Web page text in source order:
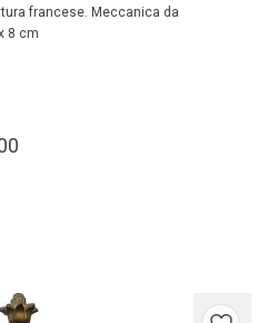
francese. Meccanica da
8 cm